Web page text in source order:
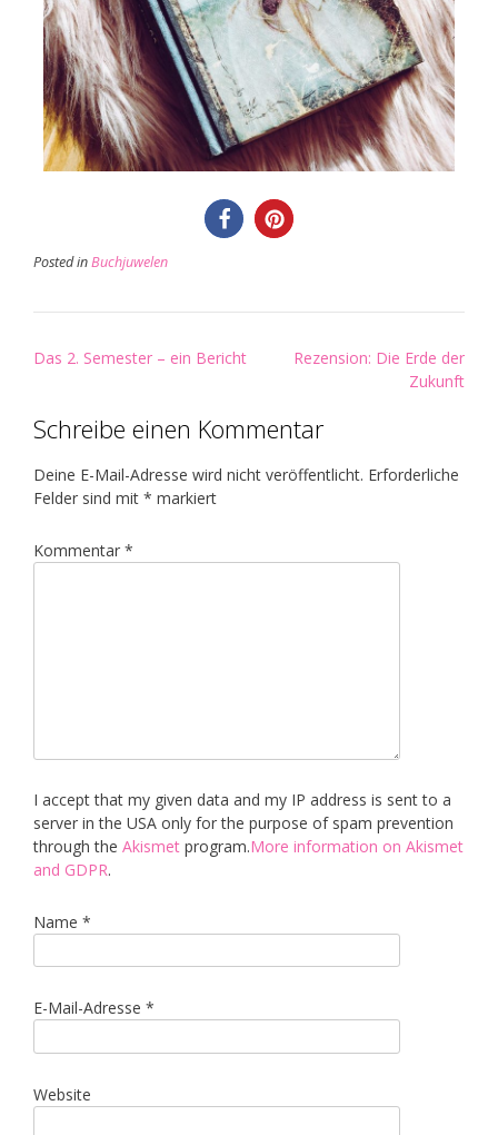
Posted inBuchjuwelen
Post
Das 2. Semester – ein Bericht
Rezension: Die Erde der
Zukunft
Schreibe einen Kommentar
Deine E-Mail-Adresse wird nicht veröffentlicht. Erforderliche
Felder sind mit * markiert
Kommentar *
I accept that my given data and my IP address is sent to a
server in the USA only for the purpose of spam prevention
through the Akismet program.More information on Akismet
and GDPR.
Name *
E-Mail-Adresse *
Website